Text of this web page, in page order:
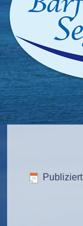
Publiziert